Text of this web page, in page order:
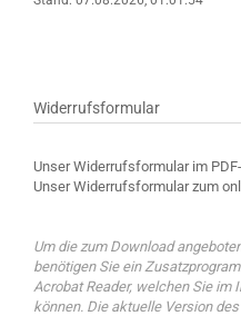
Widerrufsformular
Unser Widerrufsformular im
Unser Widerrufsformular zum
Um die zum Download
benötigen Sie ein
Acrobat Reader, welchen Sie
können. Die aktuelle Version